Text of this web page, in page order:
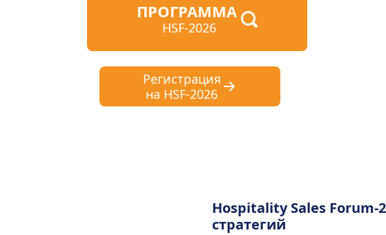
Регистрация
на HSF-2026
ПРОГРАММА
HSF-2026
Hospitality Sales
стратегий